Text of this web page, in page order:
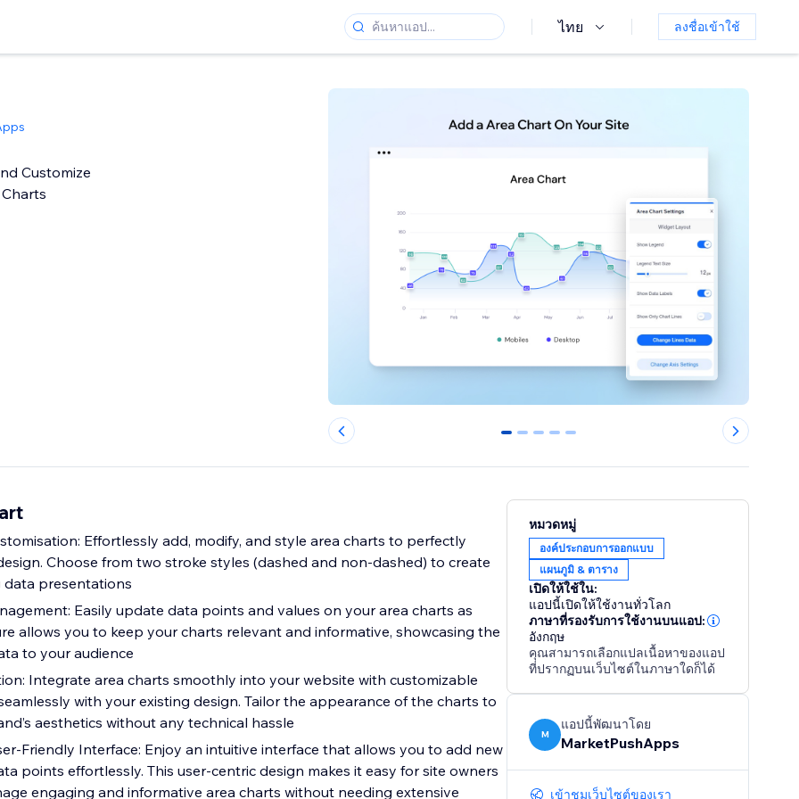
ไทย ลงชื่อเข้าใช้
Customize
0 1 2 3 4
Effortlessly add, modify, and style area charts to perfectly
Choose from two stroke styles (dashed and non-dashed) to create
presentations
Easily update data points and values on your area charts as
allows you to keep your charts relevant and informative, showcasing the
to your audience
Integrate area charts smoothly into your website with customizable
with your existing design. Tailor the appearance of the charts to
aesthetics without any technical hassle
Friendly Interface: Enjoy an intuitive interface that allows you to add new
points effortlessly. This user-centric design makes it easy for site owners
engaging and informative area charts without needing extensive
หมวดหมู่
องค์ประกอบการออกแบบ
แผนภูมิ & ตาราง
เปิดให้ใช้ใน:
แอปนี้เปิดให้ใช้งานทั่วโลก
ภาษาที่รองรับการใช้งานบนแอป:
อังกฤษ
คุณสามารถเลือกแปลเนื้อหาของแอป
ที่ปรากฏบนเว็บไซต์ในภาษาใดก็ได้
M
แอปนี้พัฒนาโดย
MarketPushApps
เข้าชมเว็บไซต์ของเรา